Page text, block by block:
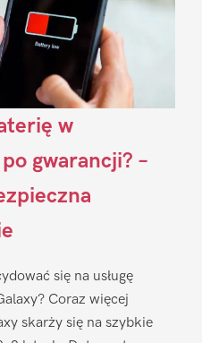
w
gwarancji? –
się na usługę
Coraz więcej
skarży się na szybkie